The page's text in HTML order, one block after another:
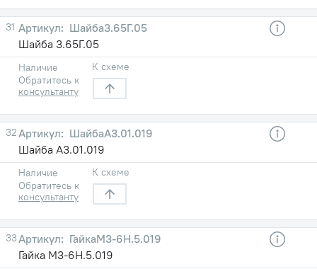
31
Шайба3.65Г.05
Шайба 3.65Г.05
Наличие
Обратитесь к
консультанту
К схеме
32
ШайбаА3.01.019
Шайба А3.01.019
Наличие
Обратитесь к
консультанту
К схеме
33
ГайкаМ3-6Н.5.019
Гайка М3-6Н.5.019